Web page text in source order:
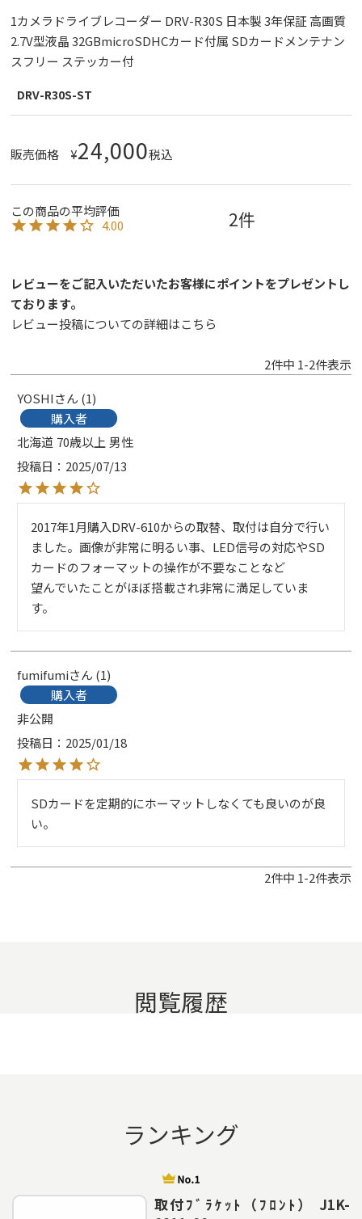
1カメラドライブレコーダー DRV-R30S 日本製 3年保証 高画質
2.7V型液晶 32GBmicroSDHCカード付属 SDカードメンテナン
スフリー ステッカー付
DRV-R30S-ST
販売価格 ¥24,000税込
4.00 2
レビューをご記入いただいたお客様にポイントをプレゼントし
ております。
レビュー投稿についての詳細はこちら
2件中 1-2件表示
YOSHI
1
購入者
北海道 70歳以上 男性
投稿日
2025/07/13
2017年1月購入DRV-610からの取替、取付は自分で行い
ました。画像が非常に明るい事、LED信号の対応やSD
カードのフォーマットの操作が不要なことなど
望んでいたことがほぼ搭載され非常に満足していま
fumifumi
1
購入者
非公開
投稿日
2025/01/18
SDカードを定期的にホーマットしなくても良いのが良
い。
2件中 1-2件表示
閲覧履歴
ランキング
取付ﾌﾞﾗｹｯﾄ（ﾌﾛﾝﾄ） J1K-